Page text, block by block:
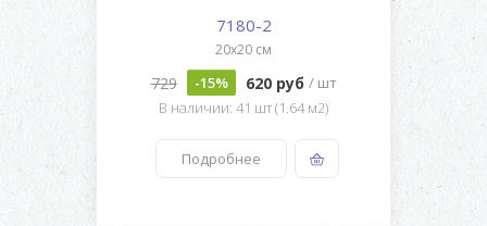
7180-2
20x20 см
729 -15% 620 руб / шт
В наличии: 41 шт (1.64 м2)
Подробнее